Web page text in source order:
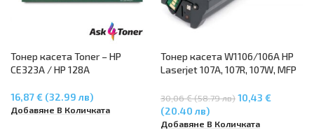
Тонер касета Toner – HP
CE323A / HP 128A
16,87 € (32.99 лв)
Добавяне В Количката
Тонер касета W1106/106A HP
Laserjet 107A, 107R, 107W, MFP
137FNV
30,06 € (58.79 лв)10,43 €
(20.40 лв)
Добавяне В Количката